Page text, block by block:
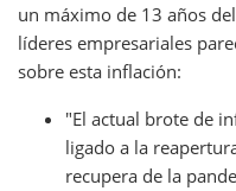
un máximo de 13 años
líderes empresariales
sobre esta inflación:
"El actual brote de
ligado a la
recupera de la